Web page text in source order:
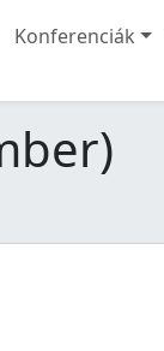
Konferenciák